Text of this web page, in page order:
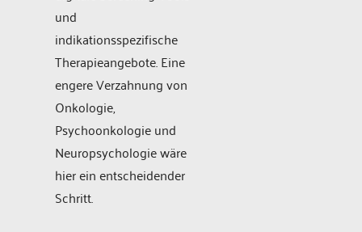
und
indikationsspezifische
Therapieangebote. Eine
engere Verzahnung von
Onkologie,
Psychoonkologie und
Neuropsychologie wäre
hier ein entscheidender
Schritt.